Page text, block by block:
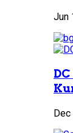
Jun
Dec